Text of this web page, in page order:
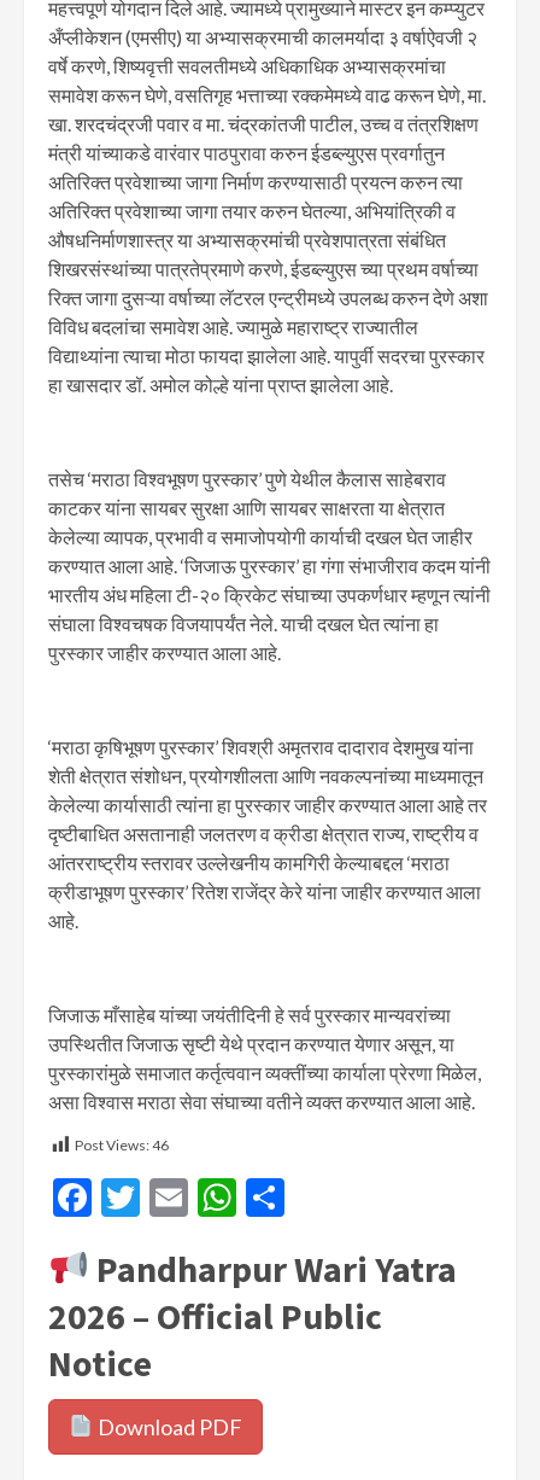
महत्त्वपूर्ण योगदान दिले आहे. ज्यामध्ये प्रामुख्याने मास्टर इन कम्प्युटर
अँप्लीकेशन (एमसीए) या अभ्यासक्रमाची कालमर्यादा ३ वर्षाऐवजी २
वर्षे करणे, शिष्यवृत्ती सवलतीमध्ये अधिकाधिक अभ्यासक्रमांचा
समावेश करून घेणे, वसतिगृह भत्ताच्या रक्कमेमध्ये वाढ करून घेणे, मा.
खा. शरदचंद्रजी पवार व मा. चंद्रकांतजी पाटील, उच्च व तंत्रशिक्षण
मंत्री यांच्याकडे वारंवार पाठपुरावा करुन ईडब्ल्युएस प्रवर्गातुन
अतिरिक्त प्रवेशाच्या जागा निर्माण करण्यासाठी प्रयत्न करुन त्या
अतिरिक्त प्रवेशाच्या जागा तयार करुन घेतल्या, अभियांत्रिकी व
औषधनिर्माणशास्त्र या अभ्यासक्रमांची प्रवेशपात्रता संबंधित
शिखरसंस्थांच्या पात्रतेप्रमाणे करणे, ईडब्ल्युएस च्या प्रथम वर्षाच्या
रिक्त जागा दुसऱ्या वर्षाच्या लॅटरल एन्ट्रीमध्ये उपलब्ध करुन देणे अशा
विविध बदलांचा समावेश आहे. ज्यामुळे महाराष्ट्र राज्यातील
विद्याथ्यांना त्याचा मोठा फायदा झालेला आहे. यापुर्वी सदरचा पुरस्कार
हा खासदार डॉ. अमोल कोल्हे यांना प्राप्त झालेला आहे.
तसेच ‘मराठा विश्वभूषण पुरस्कार’ पुणे येथील कैलास साहेबराव
काटकर यांना सायबर सुरक्षा आणि सायबर साक्षरता या क्षेत्रात
केलेल्या व्यापक, प्रभावी व समाजोपयोगी कार्याची दखल घेत जाहीर
करण्यात आला आहे. ‘जिजाऊ पुरस्कार’ हा गंगा संभाजीराव कदम यांनी
भारतीय अंध महिला टी-२० क्रिकेट संघाच्या उपकर्णधार म्हणून त्यांनी
संघाला विश्वचषक विजयापर्यंत नेले. याची दखल घेत त्यांना हा
पुरस्कार जाहीर करण्यात आला आहे.
‘मराठा कृषिभूषण पुरस्कार’ शिवश्री अमृतराव दादाराव देशमुख यांना
शेती क्षेत्रात संशोधन, प्रयोगशीलता आणि नवकल्पनांच्या माध्यमातून
केलेल्या कार्यासाठी त्यांना हा पुरस्कार जाहीर करण्यात आला आहे तर
दृष्टीबाधित असतानाही जलतरण व क्रीडा क्षेत्रात राज्य, राष्ट्रीय व
आंतरराष्ट्रीय स्तरावर उल्लेखनीय कामगिरी केल्याबद्दल ‘मराठा
क्रीडाभूषण पुरस्कार’ रितेश राजेंद्र केरे यांना जाहीर करण्यात आला
आहे.
जिजाऊ माँसाहेब यांच्या जयंतीदिनी हे सर्व पुरस्कार मान्यवरांच्या
उपस्थितीत जिजाऊ सृष्टी येथे प्रदान करण्यात येणार असून, या
पुरस्कारांमुळे समाजात कर्तृत्ववान व्यक्तींच्या कार्याला प्रेरणा मिळेल,
असा विश्वास मराठा सेवा संघाच्या वतीने व्यक्त करण्यात आला आहे.
Post Views:46
Facebook
Twitter
EmailWhatsApp
Pandharpur Wari Yatra
2026 – Official Public
Notice
Download PDF